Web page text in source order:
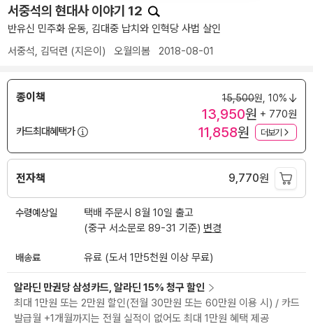
서중석의 현대사 이야기 12
반유신 민주화 운동, 김대중 납치와 인혁당 사법 살인
서중석, 김덕련 (지은이) 오월의봄 2018-08-01
종이책 15,500원, 10%
13,950원 + 770원
카드최대혜택가
11,858원 더보기
전자책 9,770원
수령예상일
택배 주문시 8월 10일 출고
(중구 서소문로 89-31 기준) 변경
배송료 유료 (도서 1만5천원 이상 무료)
알라딘 만권당 삼성카드, 알라딘 15% 청구 할인
최대 1만원 또는 2만원 할인(전월 30만원 또는 60만원 이용 시) / 카드
발급월 +1개월까지는 전월 실적이 없어도 최대 1만원 혜택 제공